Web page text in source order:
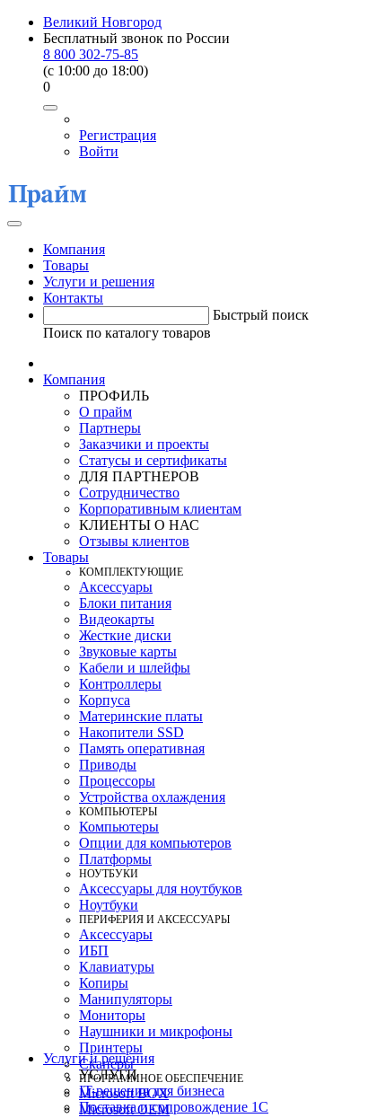
Великий Новгород
Бесплатный звонок по России
8 800 302-75-85
(c 10:00 до 18:00)
0
Регистрация
Войти
Компания
Товары
Услуги и решения
Контакты
Быстрый поиск
Поиск по каталогу товаров
Компания
ПРОФИЛЬ
О прайм
Партнеры
Заказчики и проекты
Статусы и сертификаты
ДЛЯ ПАРТНЕРОВ
Сотрудничество
Корпоративным клиентам
КЛИЕНТЫ О НАС
Отзывы клиентов
Товары
КOМПЛЕКТУЮЩИЕ
Аксессуары
Блоки питания
Видеокарты
Жесткие диски
Звуковые карты
Кабели и шлейфы
Контроллеры
Корпуса
Материнские платы
Накопители SSD
Память оперативная
Приводы
Процессоры
Устройства охлаждения
КОМПЬЮТЕРЫ
Компьютеры
Опции для компьютеров
Платформы
НОУТБУКИ
Аксессуары для ноутбуков
Ноутбуки
ПЕРИФЕРИЯ И АКСЕССУАРЫ
Аксессуары
ИБП
Клавиатуры
Копиры
Манипуляторы
Мониторы
Наушники и микрофоны
Принтеры
Сканеры
ПРОГРАММНОЕ ОБЕСПЕЧЕНИЕ
Microsoft BOX
Microsoft OEM
Услуги и решения
УСЛУГИ
IT-решения для бизнеса
Поставка и сопровождение 1C